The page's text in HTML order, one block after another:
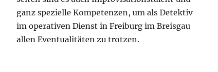
ganz spezielle Kompetenzen, um als Detektiv
im operativen Dienst in Freiburg im Breisgau
allen Eventualitäten zu trotzen.